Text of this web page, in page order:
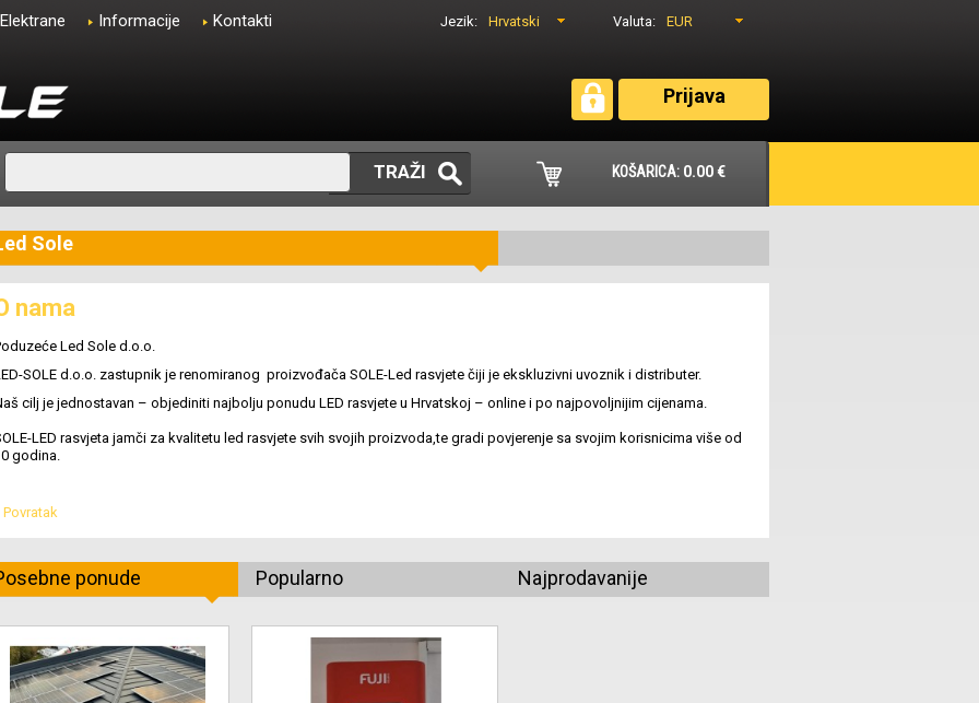
Elektrane Informacije Kontakti Jezik: Hrvatski Valuta: EUR
Prijava
TRAŽI KOŠARICA: 0.00 €
Sole
nama
Led Sole d.o.o.
SOLE d.o.o. zastupnik je renomiranog proizvođača SOLE-Led rasvjete čiji je ekskluzivni uvoznik i distributer.
cilj je jednostavan – objediniti najbolju ponudu LED rasvjete u Hrvatskoj – online i po najpovoljnijim cijenama.
LED rasvjeta jamči za kvalitetu led rasvjete svih svojih proizvoda,te gradi povjerenje sa svojim korisnicima više od
godina.
Povratak
ponude Popularno Najprodavanije